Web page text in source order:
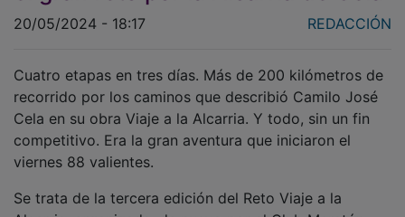
20/05/2024 - 18:17 REDACCIÓN
recorrido por los caminos que describió Camilo José
Cela en su obra Viaje a la Alcarria. Y todo, sin un fin
competitivo. Era la gran aventura que iniciaron el
viernes 88 valientes.
Alcarria, organizada, de nuevo por el Club Maratón